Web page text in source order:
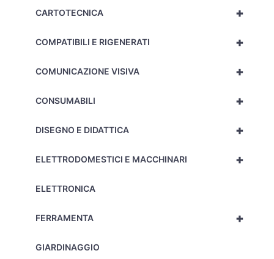
+
CARTOTECNICA
+
COMPATIBILI E RIGENERATI
+
COMUNICAZIONE VISIVA
+
CONSUMABILI
+
DISEGNO E DIDATTICA
+
ELETTRODOMESTICI E MACCHINARI
ELETTRONICA
+
FERRAMENTA
GIARDINAGGIO